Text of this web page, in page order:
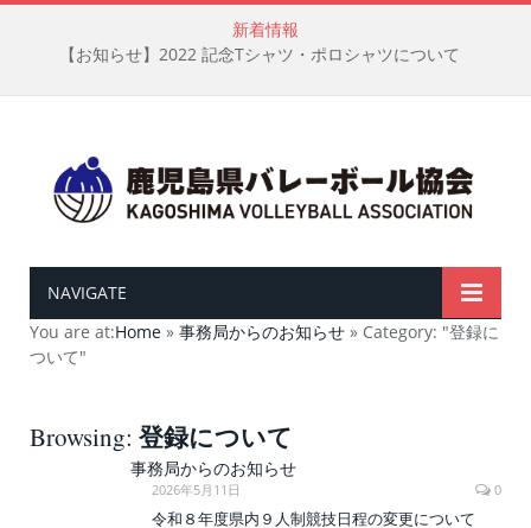
新着情報
【お知らせ】2022 記念Tシャツ・ポロシャツについて
NAVIGATE
You are at:Home » 事務局からのお知らせ » Category: "登録に
ついて"
Browsing: 登録について
事務局からのお知らせ
2026年5月11日 0
令和８年度県内９人制競技日程の変更について